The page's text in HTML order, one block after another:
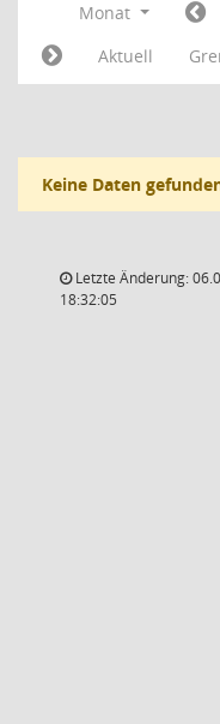
Monat
Aktuell
Keine Daten
Letzte Änderung:
18:32:05